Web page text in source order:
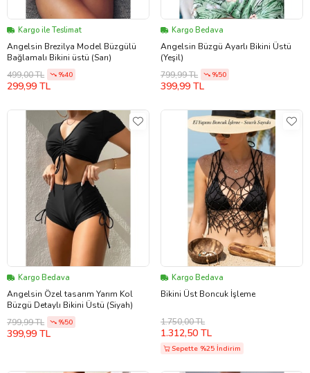
Kargo ile Teslimat
Angelsin Brezilya Model Büzgülü
Bağlamalı Bikini üstü (Sarı)
499,00 TL
%40
299,99 TL
Kargo Bedava
Angelsin Büzgü Ayarlı Bikini Üstü
(Yeşil)
799,99 TL
%50
399,99 TL
Kargo Bedava
Angelsin Özel tasarım Yarım Kol
Büzgü Detaylı Bikini Üstü (Siyah)
799,99 TL
%50
399,99 TL
Kargo Bedava
Bikini Üst Boncuk İşleme
1.750,00 TL
1.312,50 TL
Sepette %25 İndirim